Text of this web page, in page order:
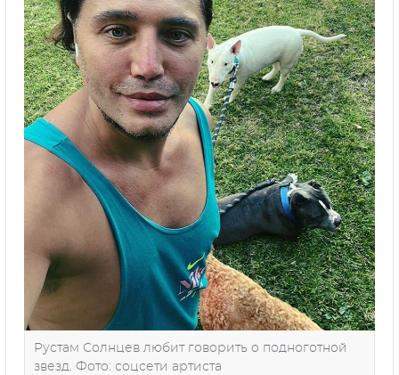
Рустам Солнцев любит говорить о подноготной
звезд. Фото: соцсети артиста